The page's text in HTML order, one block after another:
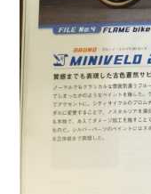
tern SURGE PRO
tern SURGE UNO